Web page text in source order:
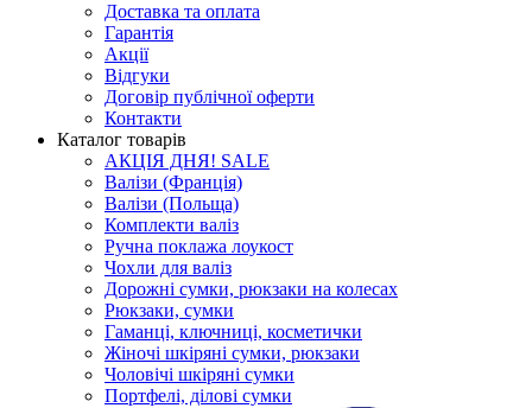
Доставка та оплата
Гарантія
Акції
Відгуки
Договір публічної оферти
Контакти
Каталог товарів
АКЦІЯ ДНЯ! SALE
Валізи (Франція)
Валізи (Польща)
Комплекти валіз
Ручна поклажа лоукост
Чохли для валіз
Дорожні сумки, рюкзаки на колесах
Рюкзаки, сумки
Гаманці, ключниці, косметички
Жіночі шкіряні сумки, рюкзаки
Чоловічі шкіряні сумки
Портфелі, ділові сумки